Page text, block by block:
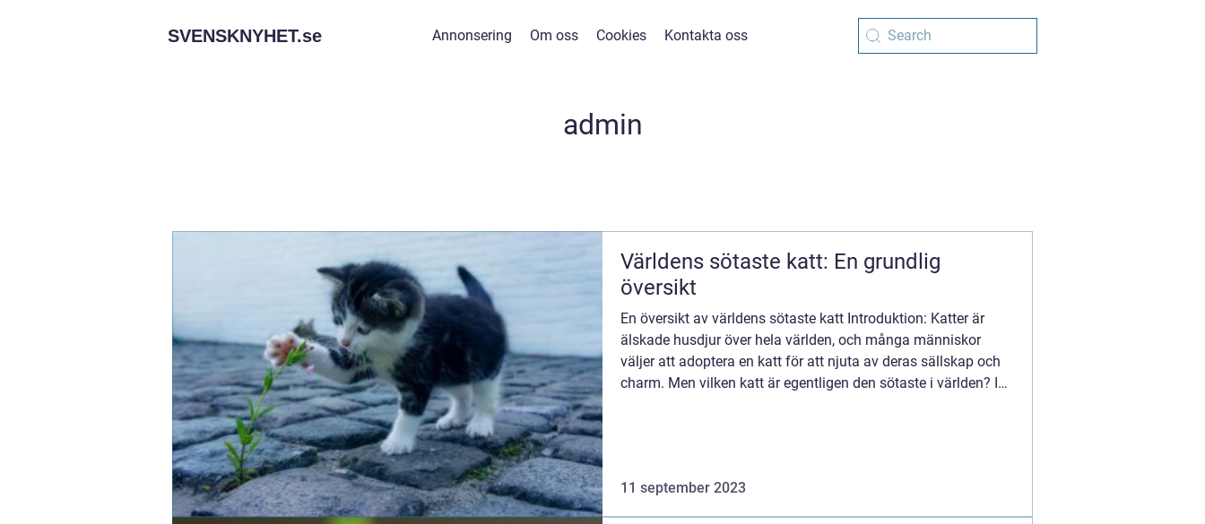
SVENSKNYHET.se Annonsering Om oss Cookies Kontakta oss
admin
Världens sötaste katt: En grundlig
översikt
En översikt av världens sötaste katt Introduktion: Katter är
älskade husdjur över hela världen, och många människor
väljer att adoptera en katt för att njuta av deras sällskap och
charm. Men vilken katt är egentligen den sötaste i världen? I
11 september 2023